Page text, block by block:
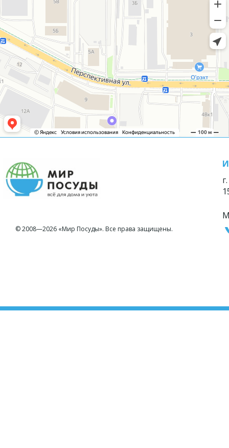
© 2008—2026 «Мир Посуды». Все права защищены.